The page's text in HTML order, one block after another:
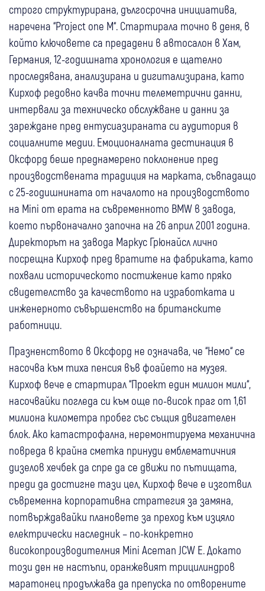
строго структурирана, дългосрочна инициатива,
наречена “Project one M“. Стартирала точно в деня, в
който ключовете са предадени в автосалон в Хам,
Германия, 12-годишната хронология е щателно
проследявана, анализирана и дигитализирана, като
Кирхоф редовно качва точни телеметрични данни,
интервали за техническо обслужване и данни за
зареждане пред ентусиазираната си аудитория в
социалните медии. Емоционалната дестинация в
Оксфорд беше преднамерено поклонение пред
производствената традиция на марката, съвпадащо
с 25-годишнината от началото на производството
на Mini от ерата на съвременното BMW в завода,
което първоначално започна на 26 април 2001 година.
Директорът на завода Маркус Грюнайсл лично
посрещна Кирхоф пред вратите на фабриката, като
похвали историческото постижение като пряко
свидетелство за качеството на изработката и
инженерното съвършенство на британските
работници.
Празненството в Оксфорд не означава, че “Немо“ се
насочва към тиха пенсия във фоайето на музея.
Кирхоф вече е стартирал “Проект един милион мили“,
насочвайки погледа си към още по-висок праг от 1,61
милиона километра пробег със същия двигателен
блок. Ако катастрофална, неремонтируема механична
повреда в крайна сметка принуди емблематичния
дизелов хечбек да спре да се движи по пътищата,
преди да достигне тази цел, Кирхоф вече е изготвил
съвременна корпоративна стратегия за замяна,
потвърждавайки плановете за преход към изцяло
електрически наследник – по-конкретно
високопроизводителния Mini Aceman JCW E. Докато
този ден не настъпи, оранжевият трицилиндров
маратонец продължава да препуска по отворените